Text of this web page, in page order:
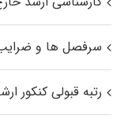
سرفصل ها و
رتبه قبولی کنکور